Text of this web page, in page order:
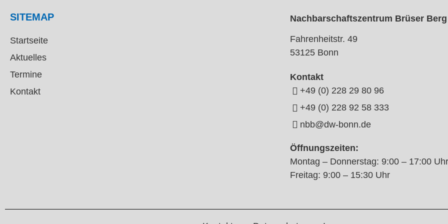
SITEMAP
Startseite
Aktuelles
Termine
Kontakt
Nachbarschaftszentrum Brüser Berg
Fahrenheitstr. 49
53125 Bonn
Kontakt
+49 (0) 228 29 80 96
+49 (0) 228 92 58 333
nbb@dw-bonn.de
Öffnungszeiten:
Montag – Donnerstag: 9:00 – 17:00 Uhr
Freitag: 9:00 – 15:30 Uhr